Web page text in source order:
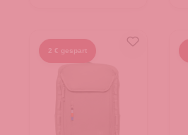
2 € gespart